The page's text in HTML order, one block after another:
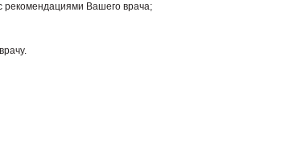
рекомендациями Вашего врача;